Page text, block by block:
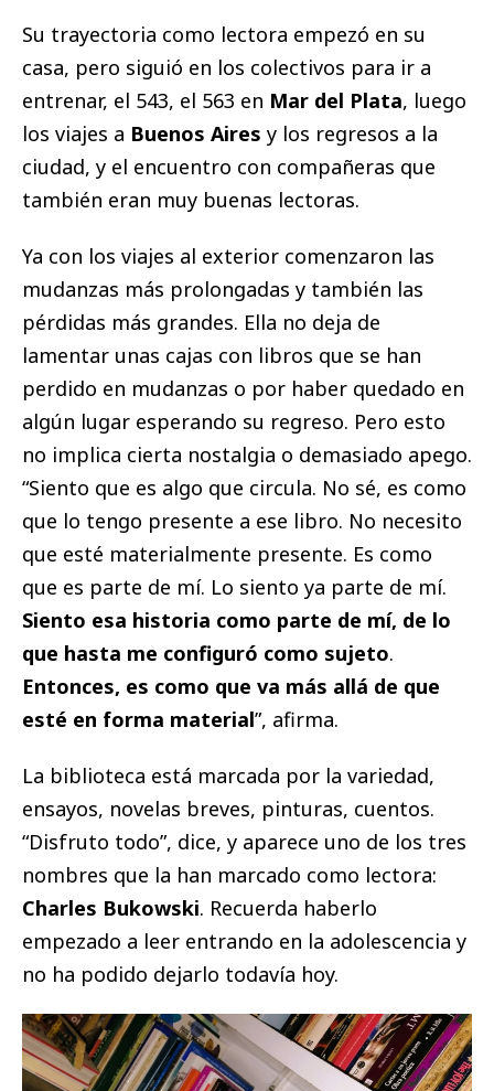
Su trayectoria como lectora empezó en su
casa, pero siguió en los colectivos para ir a
entrenar, el 543, el 563 en Mar del Plata, luego
los viajes a Buenos Aires y los regresos a la
ciudad, y el encuentro con compañeras que
también eran muy buenas lectoras.
Ya con los viajes al exterior comenzaron las
mudanzas más prolongadas y también las
pérdidas más grandes. Ella no deja de
lamentar unas cajas con libros que se han
perdido en mudanzas o por haber quedado en
algún lugar esperando su regreso. Pero esto
no implica cierta nostalgia o demasiado apego.
“Siento que es algo que circula. No sé, es como
que lo tengo presente a ese libro. No necesito
que esté materialmente presente. Es como
que es parte de mí. Lo siento ya parte de mí.
Siento esa historia como parte de mí, de lo
que hasta me configuró como sujeto.
Entonces, es como que va más allá de que
esté en forma material”, afirma.
La biblioteca está marcada por la variedad,
ensayos, novelas breves, pinturas, cuentos.
“Disfruto todo”, dice, y aparece uno de los tres
nombres que la han marcado como lectora:
Charles Bukowski. Recuerda haberlo
empezado a leer entrando en la adolescencia y
no ha podido dejarlo todavía hoy.